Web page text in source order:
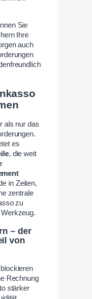
Sie
Ihre
auch
als nur das
es
, die weit
in Zeiten,
zentrale
zu
– der
von
Rechnung
stärker